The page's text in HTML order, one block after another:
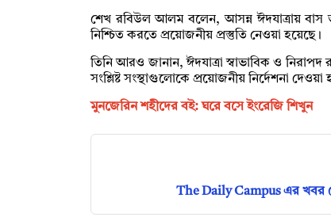
শেখ রবিউল আলম বলেন, আসন্ন ঈদযাত্রায় বাস
নিশ্চিত করতে প্রয়োজনীয় প্রস্তুতি নেওয়া হয়েছে।
তিনি আরও জানান, ঈদযাত্রা স্বাভাবিক ও
সংশ্লিষ্ট সংস্থাগুলোকে প্রয়োজনীয় নির্দেশনা দেওয়া
মুনজেরিন শহীদের বই: ঘরে বসে ইংরেজি শিখুন
The Daily Campus এর